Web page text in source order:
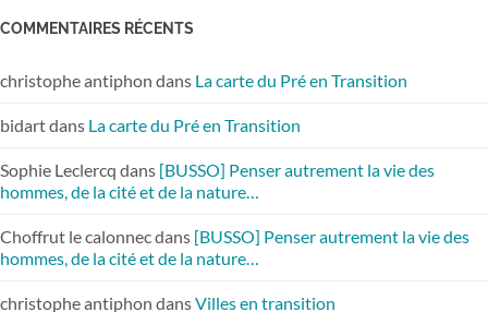
COMMENTAIRES RÉCENTS
christophe antiphon dans La carte du Pré en Transition
bidartdans La carte du Pré en Transition
Sophie Leclercq dans [BUSSO] Penser autrement la vie des
hommes, de la cité et de la nature…
Choffrut le calonnecdans [BUSSO] Penser autrement la vie des
hommes, de la cité et de la nature…
christophe antiphon dansVilles en transition